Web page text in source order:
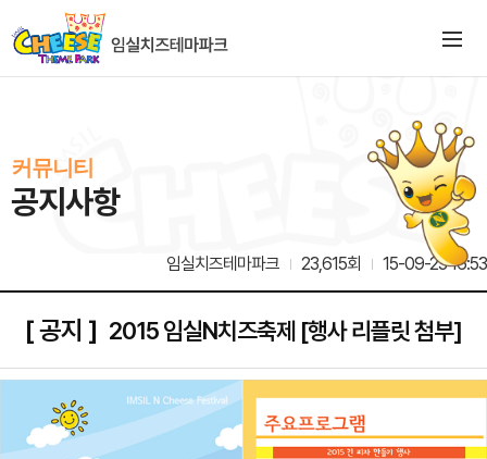
커뮤니티
공지사항
임실치즈테마파크 23,615회 15-09-23 16:53
[ 공지 ] 2015 임실N치즈축제 [행사 리플릿 첨부]